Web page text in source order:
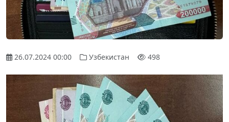
26.07.2024 00:00 Узбекистан 498